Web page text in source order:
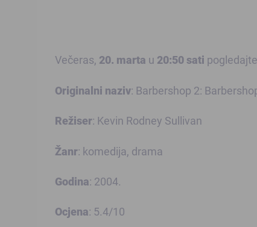
Večeras, 20. marta u 20:50 sati
Originalni naziv: Barbershop 2:
Režiser: Kevin Rodney Sullivan
Žanr: komedija, drama
Godina: 2004.
Ocjena: 5.4/10